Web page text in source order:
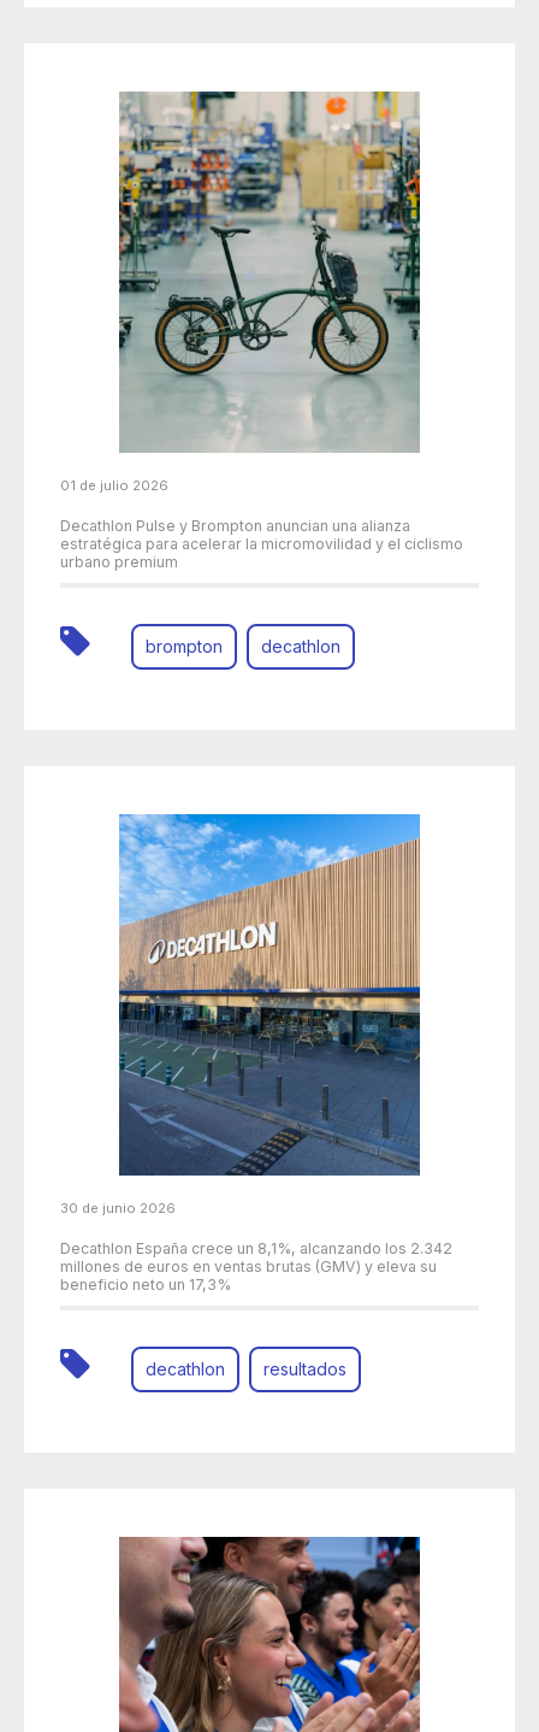
01 de julio 2026
Decathlon Pulse y Brompton anuncian una alianza
estratégica para acelerar la micromovilidad y el ciclismo
urbano premium
brompton decathlon
30 de junio 2026
Decathlon España crece un 8,1%, alcanzando los 2.342
millones de euros en ventas brutas (GMV) y eleva su
beneficio neto un 17,3%
decathlon resultados